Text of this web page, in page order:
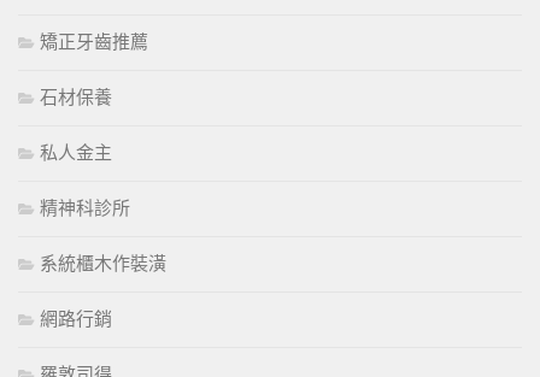
矯正牙齒推薦
石材保養
私人金主
精神科診所
系統櫃木作裝潢
網路行銷